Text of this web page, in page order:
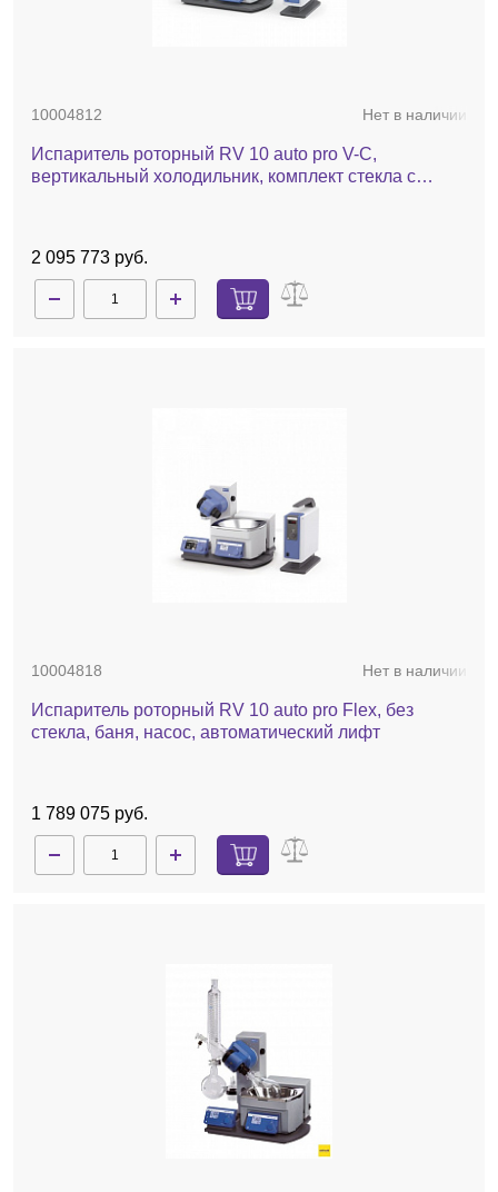
10004812 Нет в наличии
Испаритель роторный RV 10 auto pro V-C,
вертикальный холодильник, комплект стекла c
2 095 773 руб.
10004818 Нет в наличии
Испаритель роторный RV 10 auto pro Flex, без
стекла, баня, насос, автоматический лифт
1 789 075 руб.